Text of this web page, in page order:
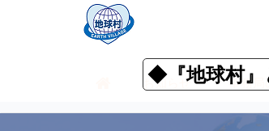
◆『地球村』
お知らせ 事務局